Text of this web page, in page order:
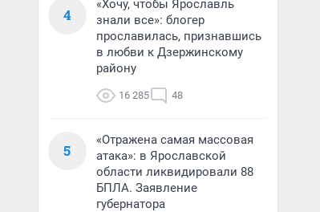
4
«Хочу, чтобы Ярославль
знали все»: блогер
прославилась, признавшись
в любви к Дзержинскому
району
16 285 48
5
«Отражена самая массовая
атака»: в Ярославской
области ликвидировали 88
БПЛА. Заявление
губернатора